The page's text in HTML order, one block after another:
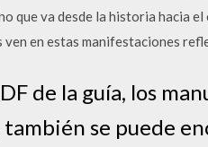
que va desde la historia hacia
en estas manifestaciones
de la guía, los
se puede